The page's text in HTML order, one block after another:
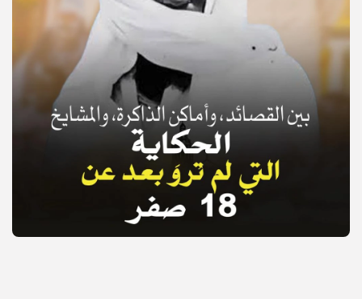
© Copyright 2025, APS